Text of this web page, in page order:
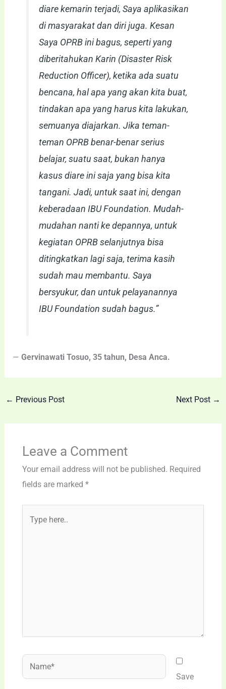
diare kemarin terjadi, Saya aplikasikan
di masyarakat dan diri juga. Kesan
Saya OPRB ini bagus, seperti yang
diberitahukan Karin (Disaster Risk
Reduction Officer), ketika ada suatu
bencana, hal apa yang akan kita buat,
tindakan apa yang harus kita lakukan,
semuanya diajarkan. Jika teman-
teman OPRB benar-benar serius
belajar, suatu saat, bukan hanya
kasus diare ini saja yang bisa kita
tangani. Jadi, untuk saat ini, dengan
keberadaan IBU Foundation. Mudah-
mudahan nanti ke depannya, untuk
kegiatan OPRB selanjutnya bisa
ditingkatkan lagi saja, terima kasih
sudah mau membantu. Saya
bersyukur, dan untuk pelayanannya
IBU Foundation sudah bagus.”
—Gervinawati Tosuo, 35 tahun, Desa Anca.
← Previous Post Next Post →
Leave a Comment
Your email address will not be published. Required
fields are marked *
here..
Name*
Save